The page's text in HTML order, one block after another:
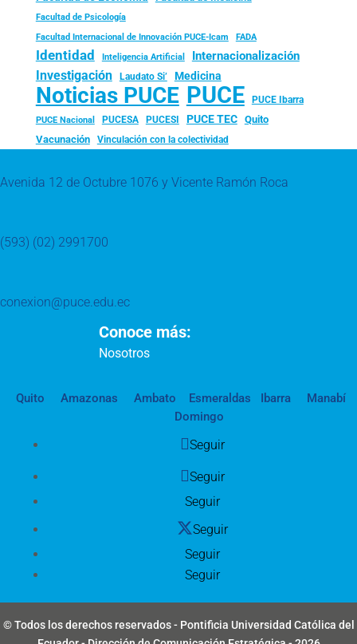
Facultad de Psicología
Facultad Internacional de Innovación PUCE-Icam FADA
Identidad Inteligencia Artificial Internacionalización
Investigación Laudato Si’ Medicina
Noticias PUCE PUCE PUCE Ibarra
PUCE Nacional PUCESA PUCESI PUCE TEC
Quito
Vacunación
Vinculación con la colectividad
Avenida 12 de Octubre 1076 y Vicente Ramón Roca
(593) (02) 2991700
conexion@puce.edu.ec
Conoce más:
Nosotros
Quito Amazonas Ambato Esmeraldas Ibarra
Manabí
Domingo
Seguir
Seguir
Seguir
Seguir
Seguir
Seguir
© Todos los derechos reservados - Pontificia Universidad Católica del